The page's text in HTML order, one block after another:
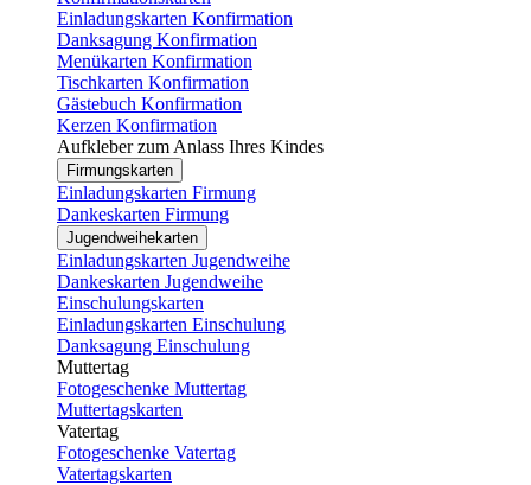
Einladungskarten Konfirmation
Danksagung Konfirmation
Menükarten Konfirmation
Tischkarten Konfirmation
Gästebuch Konfirmation
Kerzen Konfirmation
Aufkleber zum Anlass Ihres Kindes
Firmungskarten
Einladungskarten Firmung
Dankeskarten Firmung
Jugendweihekarten
Einladungskarten Jugendweihe
Dankeskarten Jugendweihe
Einschulungskarten
Einladungskarten Einschulung
Danksagung Einschulung
Muttertag
Fotogeschenke Muttertag
Muttertagskarten
Vatertag
Fotogeschenke Vatertag
Vatertagskarten